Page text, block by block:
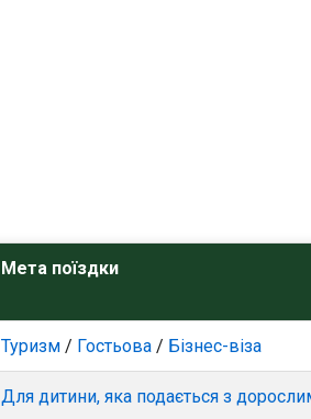
Мета поїздки
Туризм / Гостьова / Бізнес-віза
Для дитини, яка подається з